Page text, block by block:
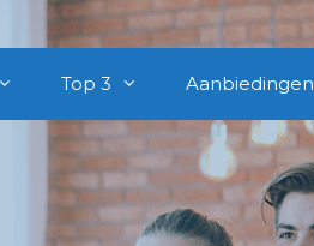
Top 3 Aanbiedingen